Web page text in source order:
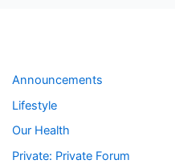
Announcements
Lifestyle
Our Health
Private: Private Forum